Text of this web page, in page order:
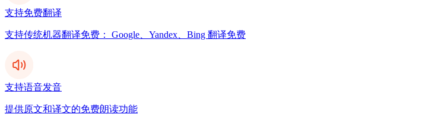
支持免费翻译
支持传统机器翻译免费： Google、Yandex、Bing 翻译免费
支持语音发音
提供原文和译文的免费朗读功能